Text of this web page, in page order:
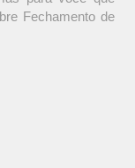
Fechamento de